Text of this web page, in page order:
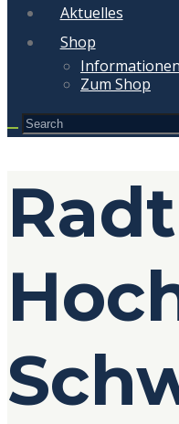
Aktuelles
Shop
Informationen
Zum Shop